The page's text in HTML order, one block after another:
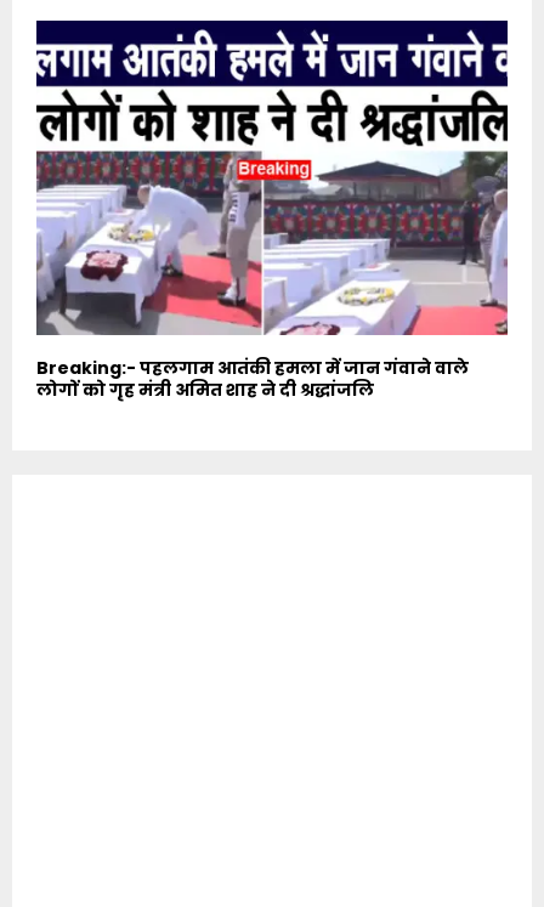
Breaking:- पहलगाम आतंकी हमला में जान गंवाने वाले
लोगों को गृह मंत्री अमित शाह ने दी श्रद्धांजलि